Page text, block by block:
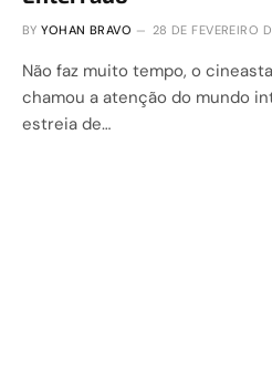
BY YOHAN BRAVO 28 DE FEVEREIRO
Não faz muito tempo, o
chamou a atenção do mundo
estreia de…